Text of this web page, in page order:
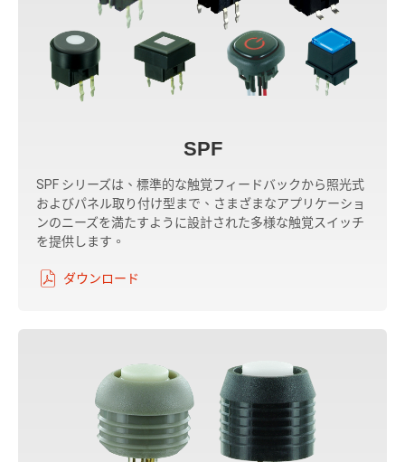
SPF
SPF シリーズは、標準的な触覚フィードバックから照光式
およびパネル取り付け型まで、さまざまなアプリケーショ
ンのニーズを満たすように設計された多様な触覚スイッチ
を提供します。
ダウンロード